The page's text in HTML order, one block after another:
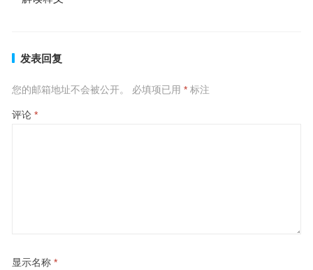
发表回复
您的邮箱地址不会被公开。 必填项已用 *标注
评论 *
显示名称 *